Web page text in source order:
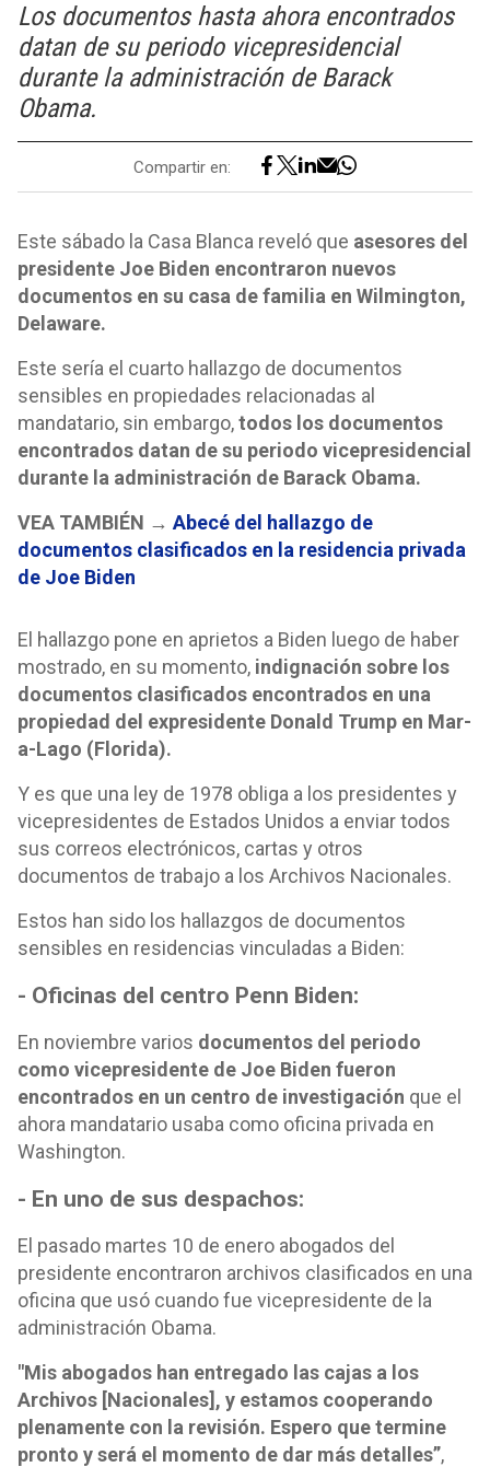
Los documentos hasta ahora encontrados
datan de su periodo vicepresidencial
durante la administración de Barack
Obama.
Compartir en:
Este sábado la Casa Blanca reveló que asesores del
presidente Joe Biden encontraron nuevos
documentos en su casa de familia en Wilmington,
Delaware.
Este sería el cuarto hallazgo de documentos
sensibles en propiedades relacionadas al
mandatario, sin embargo,todos los documentos
encontrados datan de su periodo vicepresidencial
durante la administración de Barack Obama.
VEA TAMBIÉN → Abecé del hallazgo de
documentos clasificados en la residencia privada
de Joe Biden
El hallazgo pone en aprietos a Biden luego de haber
mostrado, en su momento, indignación sobre los
documentos clasificados encontrados en una
propiedad del expresidente Donald Trump en Mar-
a-Lago (Florida).
Y es que una ley de 1978 obliga a los presidentes y
vicepresidentes de Estados Unidos a enviar todos
sus correos electrónicos, cartas y otros
documentos de trabajo a los Archivos Nacionales.
Estos han sido los hallazgos de documentos
sensibles en residencias vinculadas a Biden:
- Oficinas del centro Penn Biden:
En noviembre varios documentos del periodo
como vicepresidente de Joe Biden fueron
encontrados en un centro de investigación que el
ahora mandatario usaba como oficina privada en
Washington.
- En uno de sus despachos:
El pasado martes 10 de enero abogados del
presidente encontraron archivos clasificados en una
oficina que usó cuando fue vicepresidente de la
administración Obama.
"Mis abogados han entregado las cajas a los
Archivos [Nacionales], y estamos cooperando
plenamente con la revisión. Espero que termine
pronto y será el momento de dar más detalles”,